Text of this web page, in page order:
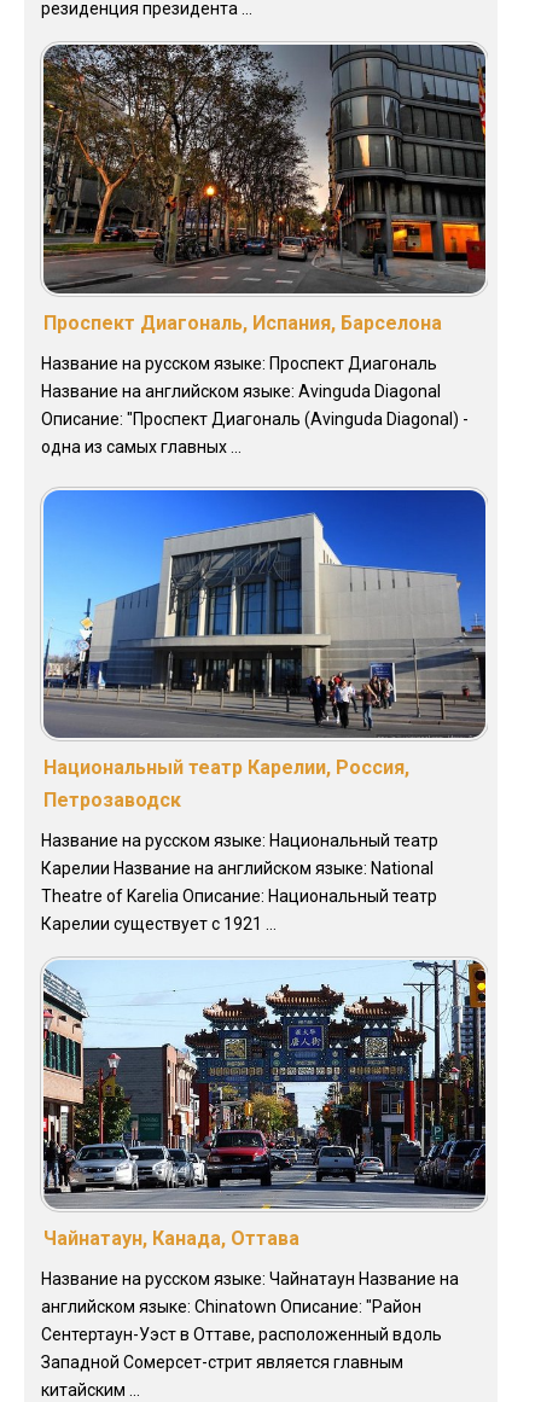
резиденция президента ...
Проспект Диагональ, Испания, Барселона
Название на русском языке: Проспект Диагональ
Название на английском языке: Avinguda Diagonal
Описание: "Проспект Диагональ (Avinguda Diagonal) -
одна из самых главных ...
Национальный театр Карелии, Россия,
Петрозаводск
Название на русском языке: Национальный театр
Карелии Название на английском языке: National
Theatre of Karelia Описание: Национальный театр
Карелии существует с 1921 ...
Чайнатаун, Канада, Оттава
Название на русском языке: Чайнатаун Название на
английском языке: Chinatown Описание: "Район
Сентертаун-Уэст в Оттаве, расположенный вдоль
Западной Сомерсет-стрит является главным
китайским ...